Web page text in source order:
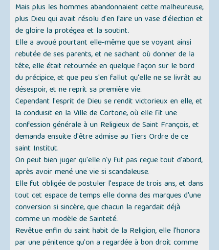
Mais plus les hommes abandonnaient cette malheureuse,
plus Dieu qui avait résolu d'en faire un vase d'élection et
de gloire la protégea et la soutint.
Elle a avoué pourtant elle-même que se voyant ainsi
rebutée de ses parents, et ne sachant où donner de la
tête, elle était retournée en quelque façon sur le bord
du précipice, et que peu s'en fallut qu'elle ne se livrât au
désespoir, et ne reprit sa première vie.
Cependant l'esprit de Dieu se rendit victorieux en elle, et
la conduisit en la Ville de Cortone, où elle fit une
confession générale à un Religieux de Saint François, et
demanda ensuite d'être admise au Tiers Ordre de ce
saint Institut.
On peut bien juger qu'elle n'y fut pas reçue tout d'abord,
après avoir mené une vie si scandaleuse.
Elle fut obligée de postuler l'espace de trois ans, et dans
tout cet espace de temps elle donna des marques d'une
conversion si sincère, que chacun la regardait déjà
comme un modèle de Sainteté.
Revêtue enfin du saint habit de la Religion, elle l'honora
par une pénitence qu'on a regardée à bon droit comme